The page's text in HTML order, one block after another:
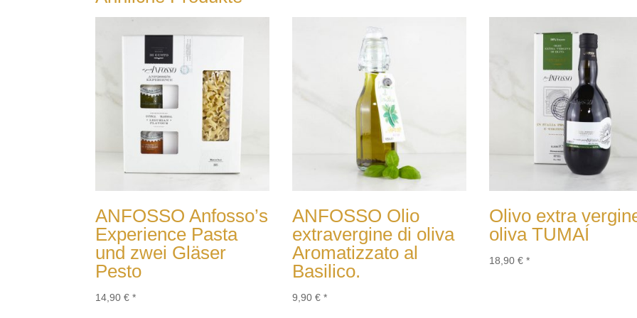
ANFOSSO Anfosso’s
Experience Pasta
und zwei Gläser
Pesto
14,90€ *
ANFOSSO Olio
extravergine di oliva
Aromatizzato al
Basilico.
9,90€ *
Olivo extra
oliva TUMAÍ
18,90€ *